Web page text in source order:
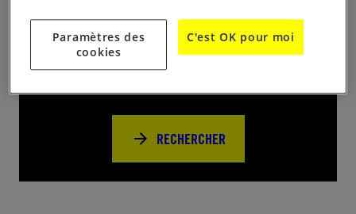
Près de chez vous
Trouvez d’autres événements pour agir
RECHERCHER
Paramètres des
cookies
C'est OK pour moi